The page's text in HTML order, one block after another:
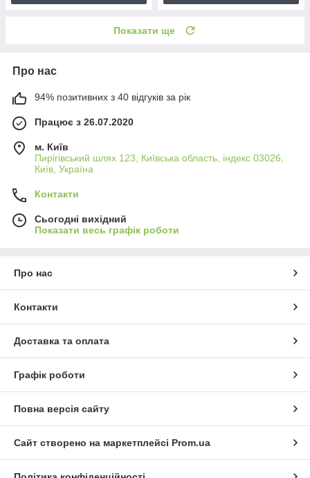
Показати ще
Про нас
94% позитивних з 40 відгуків за рік
Працює з 26.07.2020
м. Київ
Пирігівський шлях 123, Київська область, індекс 03026,
Київ, Україна
Контакти
Сьогодні вихідний
Показати весь графік роботи
Про нас
Контакти
Доставка та оплата
Графік роботи
Повна версія сайту
Сайт створено на маркетплейсі Prom.ua